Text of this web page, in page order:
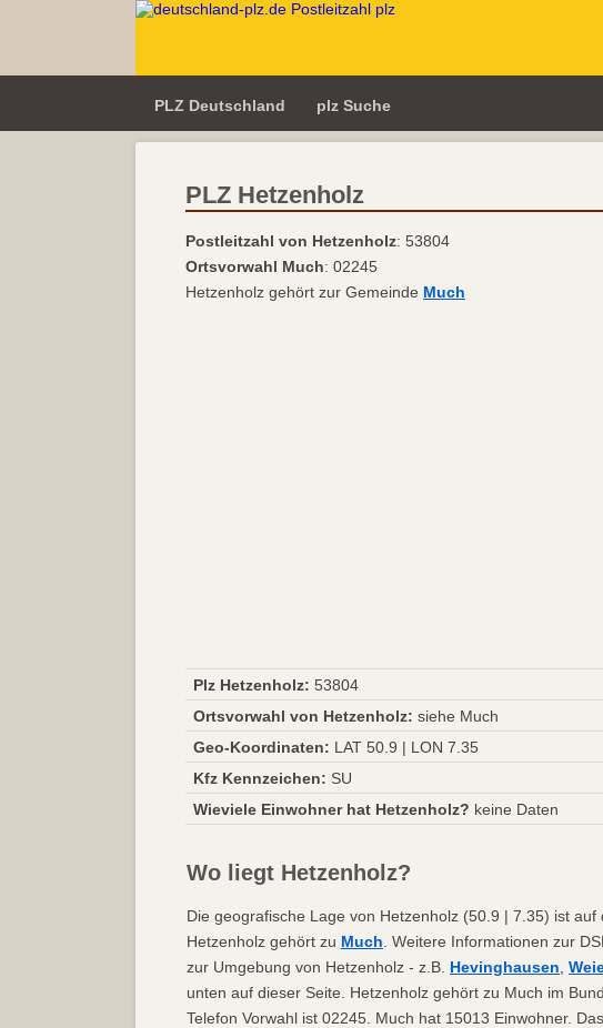
PLZ Deutschland plz Suche
PLZ Hetzenholz
Postleitzahl von Hetzenholz: 53804
Ortsvorwahl Much: 02245
Hetzenholz gehört zur Gemeinde Much
Plz Hetzenholz: 53804
Ortsvorwahl von Hetzenholz: siehe Much
Geo-Koordinaten: LAT 50.9 | LON 7.35
Kfz Kennzeichen: SU
Wieviele Einwohner hat Hetzenholz? keine Daten
Wo liegt Hetzenholz?
Die geografische Lage von Hetzenholz (50.9 | 7.35) ist auf
Hetzenholz gehört zu Much . Weitere Informationen zur
zur Umgebung von Hetzenholz - z.B. Hevinghausen
unten auf dieser Seite. Hetzenholz gehört zu Much im
Telefon Vorwahl ist 02245. Much hat 15013 Einwohner.